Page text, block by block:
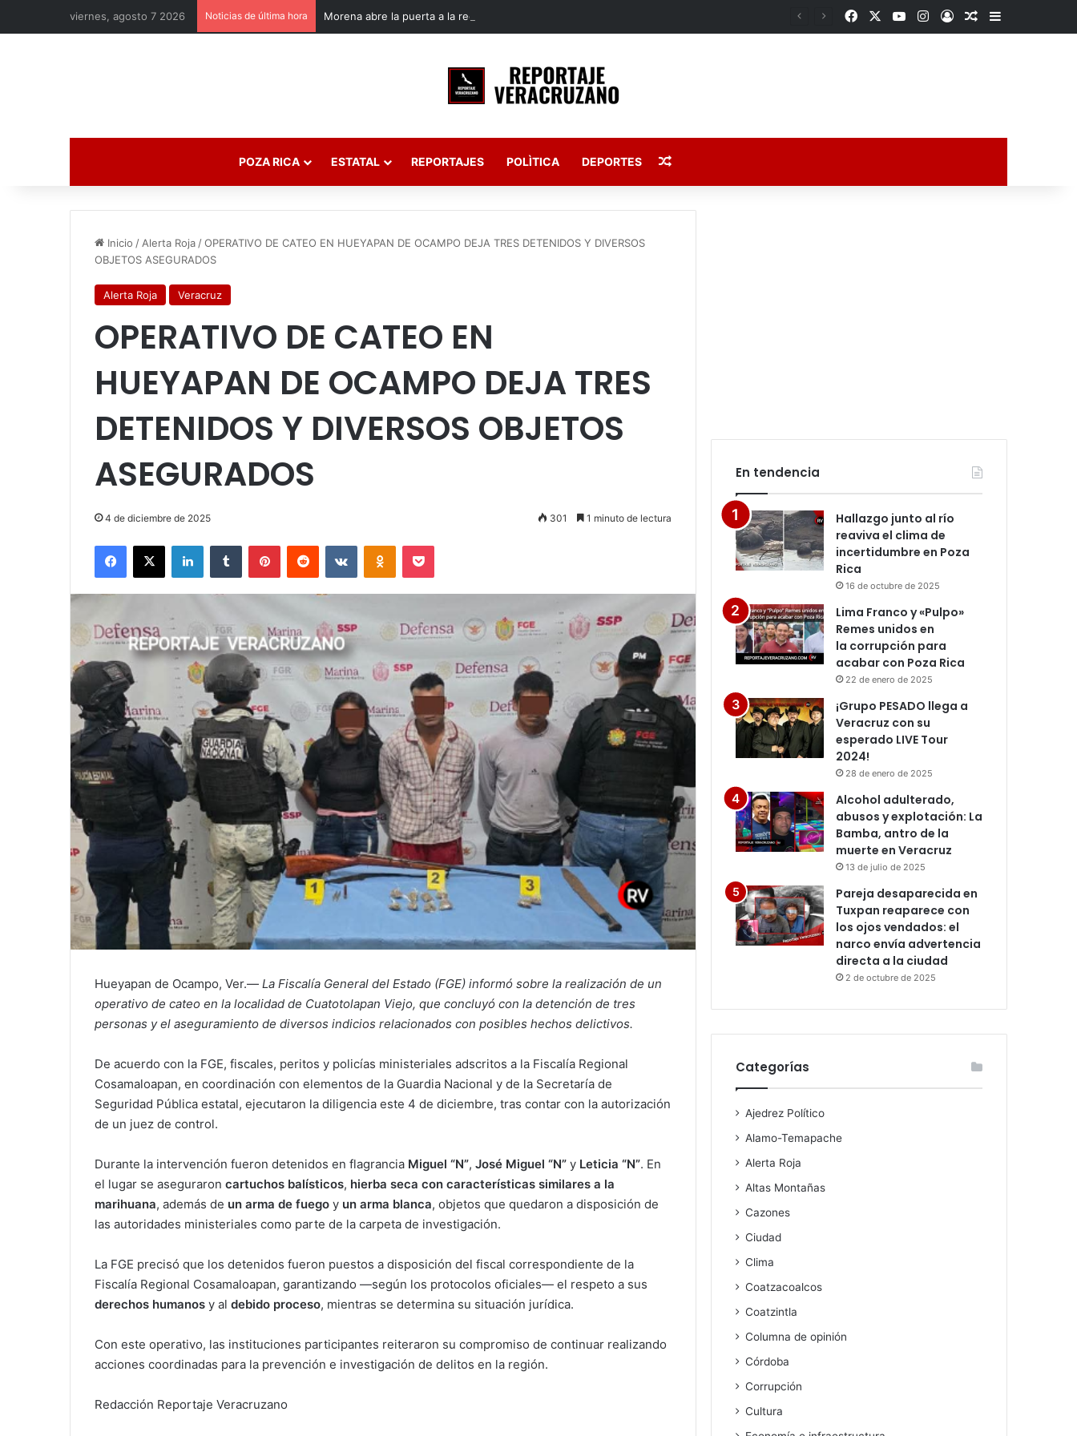
viernes, agosto 7 2026 Noticias de última hora Morena abre la puerta a la reelección de diputados en Veracruz FacebookYouTubeInstagram
AccesoPublicación al
Barra lateral
POZA RICA ESTATAL REPORTAJES POLÌTICA DEPORTES Publicación al azar
Inicio / Alerta Roja /OPERATIVO DE CATEO EN HUEYAPAN DE OCAMPO DEJA TRES DETENIDOS Y DIVERSOS
OBJETOS ASEGURADOS
Alerta Roja Veracruz
OPERATIVO DE CATEO EN
HUEYAPAN DE OCAMPO DEJA TRES
DETENIDOS Y DIVERSOS OBJETOS
ASEGURADOS
4 de diciembre de 2025 301 1 minuto de lectura
Facebook
X LinkedInTumblr PinterestReddit VKontakteOdnoklassniki
Pocket
Hueyapan de Ocampo, Ver.— La Fiscalía General del Estado (FGE) informó sobre la realización de un
operativo de cateo en la localidad de Cuatotolapan Viejo, que concluyó con la detención de tres
personas y el aseguramiento de diversos indicios relacionados con posibles hechos delictivos.
De acuerdo con la FGE, fiscales, peritos y policías ministeriales adscritos a la Fiscalía Regional
Cosamaloapan, en coordinación con elementos de la Guardia Nacional y de la Secretaría de
Seguridad Pública estatal, ejecutaron la diligencia este 4 de diciembre, tras contar con la autorización
de un juez de control.
Durante la intervención fueron detenidos en flagrancia Miguel “N”, José Miguel “N” y Leticia “N”. En
el lugar se aseguraron cartuchos balísticos, hierba seca con características similares a la
marihuana, además de un arma de fuego y un arma blanca, objetos que quedaron a disposición de
las autoridades ministeriales como parte de la carpeta de investigación.
La FGE precisó que los detenidos fueron puestos a disposición del fiscal correspondiente de la
Fiscalía Regional Cosamaloapan, garantizando —según los protocolos oficiales— el respeto a sus
derechos humanos y al debido proceso, mientras se determina su situación jurídica.
Con este operativo, las instituciones participantes reiteraron su compromiso de continuar realizando
acciones coordinadas para la prevención e investigación de delitos en la región.
Redacción Reportaje Veracruzano
En tendencia
Hallazgo junto al río
reaviva el clima de
incertidumbre en Poza
Rica
16 de octubre de 2025
Lima Franco y «Pulpo»
Remes unidos en
la corrupción para
acabar con Poza Rica
22 de enero de 2025
¡Grupo PESADO llega a
Veracruz con su
esperado LIVE Tour
2024!
28 de enero de 2025
Alcohol adulterado,
abusos y explotación: La
Bamba, antro de la
muerte en Veracruz
13 de julio de 2025
Pareja desaparecida en
Tuxpan reaparece con
los ojos vendados: el
narco envía advertencia
directa a la ciudad
2 de octubre de 2025
Categorías
Ajedrez Político
Alamo-Temapache
Alerta Roja
Altas Montañas
Cazones
Ciudad
Clima
Coatzacoalcos
Coatzintla
Columna de opinión
Córdoba
Corrupción
Cultura